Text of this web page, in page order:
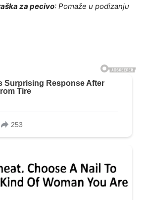
za pecivo: Pomaže u podizanju